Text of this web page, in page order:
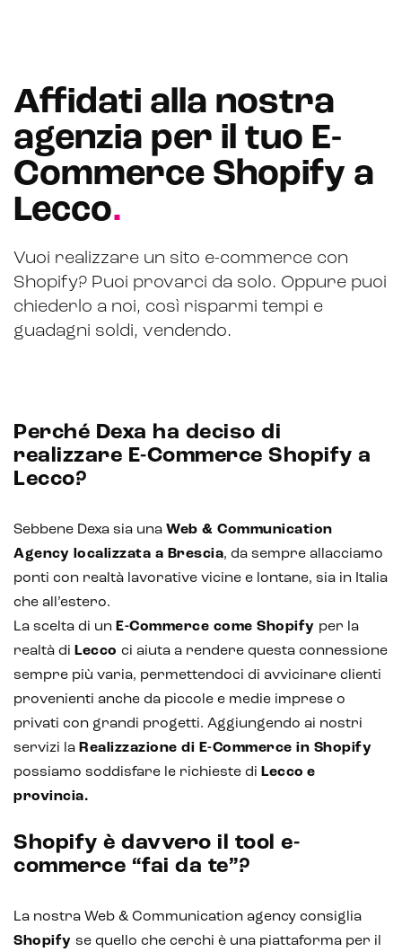
CRM & email marketing
Hubspot
Email marketing
Marketing automation
Lead generation e nurturing
Customer segmentation
Affidati alla nostra
agenzia per il tuo E-
Commerce Shopify a
Lecco.
Vuoi realizzare un sito e-commerce con
Shopify? Puoi provarci da solo. Oppure puoi
chiederlo a noi, così risparmi tempi e
guadagni soldi, vendendo.
Perché Dexa ha deciso di
realizzare E-Commerce Shopify a
Lecco?
Sebbene Dexa sia una Web & Communication
Agency localizzata a Brescia, da sempre allacciamo
ponti con realtà lavorative vicine e lontane, sia in Italia
che all’estero.
La scelta di un E-Commerce come Shopify per la
realtà di Lecco ci aiuta a rendere questa connessione
sempre più varia, permettendoci di avvicinare clienti
provenienti anche da piccole e medie imprese o
privati con grandi progetti. Aggiungendo ai nostri
servizi la Realizzazione di E-Commerce in Shopify
possiamo soddisfare le richieste di Lecco e
provincia.
Shopify è davvero il tool e-
commerce “fai da te”?
La nostra Web & Communication agency consiglia
Shopify se quello che cerchi è una piattaforma per il